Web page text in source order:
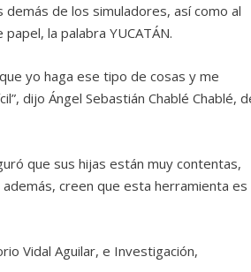
de los simuladores, así como al
la palabra YUCATÁN.
yo haga ese tipo de cosas y me
dijo Ángel Sebastián Chablé Chablé,
que sus hijas están muy contentas,
creen que esta herramienta es
Vidal Aguilar, e Investigación,